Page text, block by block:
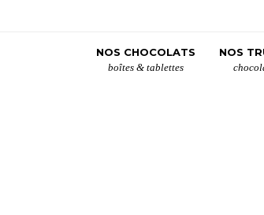
NOS CHOCOLATS
boîtes & tablettes
NOS